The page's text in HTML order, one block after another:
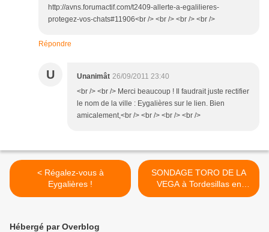
http://avns.forumactif.com/t2409-allerte-a-egalilieres-
protegez-vos-chats#11906<br /> <br /> <br /> <br />
Répondre
U Unanimât 26/09/2011 23:40
<br /> <br /> Merci beaucoup ! Il faudrait juste rectifier
le nom de la ville : Eygalières sur le lien. Bien
amicalement,<br /> <br /> <br /> <br />
< Régalez-vous à
Eygalières !
SONDAGE TORO DE LA
VEGA à Tordesillas en
Castille, la torture
Hébergé par Overblog